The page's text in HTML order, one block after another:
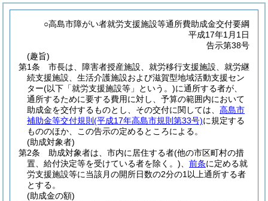
○高島市障がい者就労支援施設等通所費助成金交付要綱
平成17年1月1日
告示第38号
(趣旨)
第1条
市長は、障害者授産施設、就労移行支援施設、就労継
続支援施設、生活介護施設および滋賀型地域活動支援セン
ター(以下「就労支援施設等」という。)に通所する者が、
通所するために要する費用に対し、予算の範囲内において
助成金を交付するものとし、その交付に関しては、 高島市
補助金等交付規則 (平成17年高島市規則第33号)に規定する
もののほか、この告示の定めるところによる。
(助成対象者)
第2条
助成対象者は、市内に居住する者(他の市区町村の措
置、給付決定等を受けている者を除く。)
前条に定める就
労支援施設等に当該月の開所日数の2分の1以上通所する者
とする。
(助成金の額)